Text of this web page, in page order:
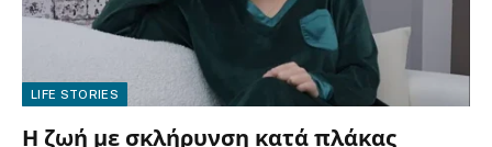
LIFE STORIES
Η ζωή με σκλήρυνση κατά πλάκας